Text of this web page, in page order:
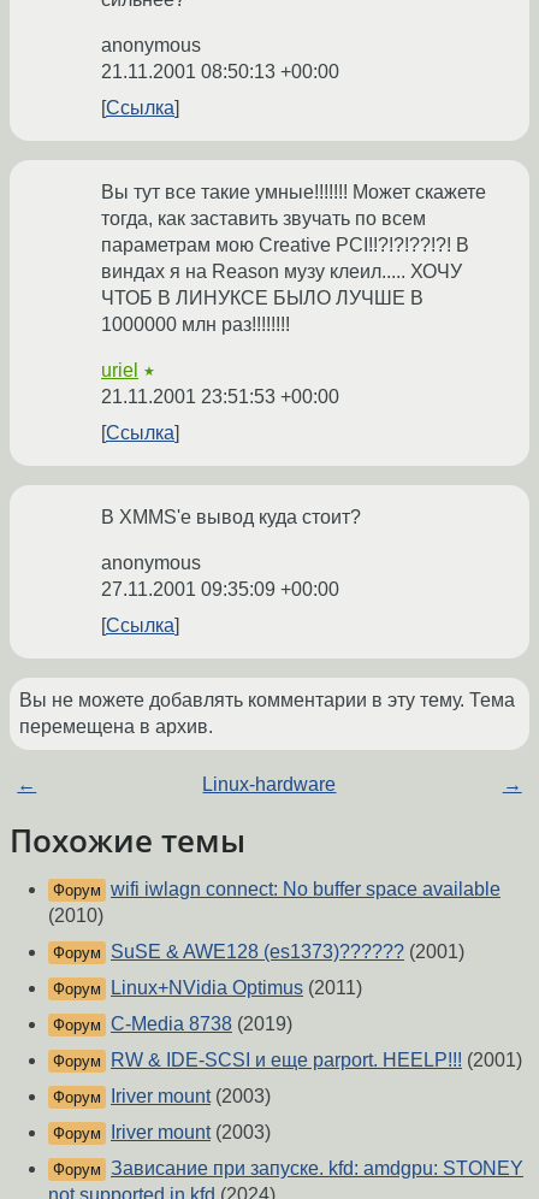
anonymous
21.11.2001 08:50:13 +00:00
Ссылка
Вы тут все такие умные!!!!!!! Может скажете
тогда, как заставить звучать по всем
параметрам мою Creative PCI!!?!?!??!?! В
виндах я на Reason музу клеил..... ХОЧУ
ЧТОБ В ЛИНУКСЕ БЫЛО ЛУЧШЕ В
1000000 млн раз!!!!!!!!
uriel ★
21.11.2001 23:51:53 +00:00
Ссылка
В XMMS'е вывод куда стоит?
anonymous
27.11.2001 09:35:09 +00:00
Ссылка
Вы не можете добавлять комментарии в эту тему. Тема
перемещена в архив.
← Linux-hardware →
Похожие темы
Форум wifi iwlagn connect: No buffer space available
(2010)
Форум SuSE & AWE128 (es1373)?????? (2001)
Форум Linux+NVidia Optimus (2011)
Форум C-Media 8738 (2019)
Форум RW & IDE-SCSI и еще parport. HEELP!!! (2001)
Форум Iriver mount(2003)
Форум Iriver mount(2003)
Форум Зависание при запуске. kfd: amdgpu: STONEY
not supported in kfd (2024)